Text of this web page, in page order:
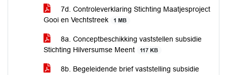
7d. Controleverklaring Stichting Maatjesproject
Gooi en Vechtstreek
1 MB
8a. Conceptbeschikking vaststellen subsidie
Stichting Hilversumse Meent
117 KB
8b. Begeleidende brief vaststelling subsidie